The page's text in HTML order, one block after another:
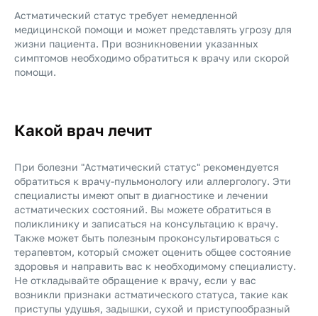
Астматический статус требует немедленной
медицинской помощи и может представлять угрозу для
жизни пациента. При возникновении указанных
симптомов необходимо обратиться к врачу или скорой
помощи.
Какой врач лечит
При болезни "Астматический статус" рекомендуется
обратиться к врачу-пульмонологу или аллергологу. Эти
специалисты имеют опыт в диагностике и лечении
астматических состояний. Вы можете обратиться в
поликлинику и записаться на консультацию к врачу.
Также может быть полезным проконсультироваться с
терапевтом, который сможет оценить общее состояние
здоровья и направить вас к необходимому специалисту.
Не откладывайте обращение к врачу, если у вас
возникли признаки астматического статуса, такие как
приступы удушья, задышки, сухой и приступообразный